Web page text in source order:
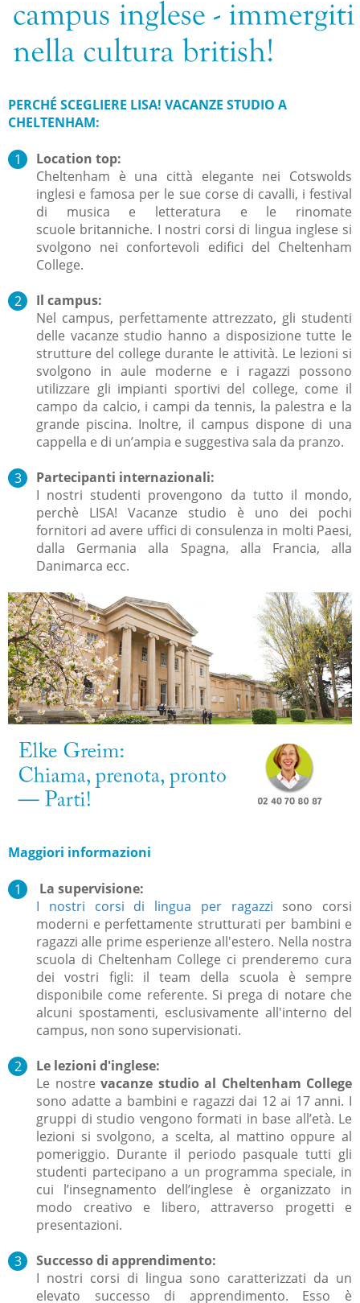
PERCHÉ SCEGLIERE LISA! VACANZE STUDIO A
CHELTENHAM:
Location top:
Cheltenham è una città elegante nei Cotswolds
inglesi e famosa per le sue corse di cavalli, i festival
di musica e letteratura e le rinomate
scuole britanniche. I nostri corsi di lingua inglese si
svolgono nei confortevoli edifici del Cheltenham
College.
Il campus:
Nel campus, perfettamente attrezzato, gli studenti
delle vacanze studio hanno a disposizione tutte le
strutture del college durante le attività. Le lezioni si
svolgono in aule moderne e i ragazzi possono
utilizzare gli impianti sportivi del college, come il
campo da calcio, i campi da tennis, la palestra e la
grande piscina. Inoltre, il campus dispone di una
cappella e di un’ampia e suggestiva sala da pranzo.
Partecipanti internazionali:
I nostri studenti provengono da tutto il mondo,
perchè LISA! Vacanze studio è uno dei pochi
fornitori ad avere uffici di consulenza in molti Paesi,
dalla Germania alla Spagna, alla Francia, alla
Danimarca ecc.
Maggiori informazioni
La supervisione:
I nostri corsi di lingua per ragazzi sono corsi
moderni e perfettamente strutturati per bambini e
ragazzi alle prime esperienze all'estero. Nella nostra
scuola di Cheltenham College ci prenderemo cura
dei vostri figli: il team della scuola è sempre
disponibile come referente. Si prega di notare che
alcuni spostamenti, esclusivamente all'interno del
campus, non sono supervisionati.
Le lezioni d'inglese:
Le nostre vacanze studio al Cheltenham College
sono adatte a bambini e ragazzi dai 12 ai 17 anni. I
gruppi di studio vengono formati in base all’età. Le
lezioni si svolgono, a scelta, al mattino oppure al
pomeriggio. Durante il periodo pasquale tutti gli
studenti partecipano a un programma speciale, in
cui l’insegnamento dell’inglese è organizzato in
modo creativo e libero, attraverso progetti e
presentazioni.
Successo di apprendimento:
I nostri corsi di lingua sono caratterizzati da un
elevato successo di apprendimento. Esso è